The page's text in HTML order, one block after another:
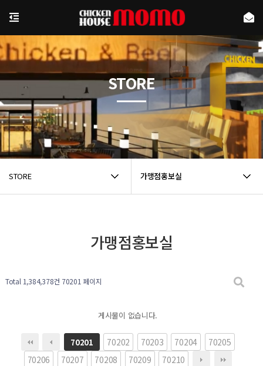
STORE 가맹점홍보실
STORE
가맹점홍보실
Total 1,384,378건 70201 페이지
게시물이 없습니다.
70201 70202 70203 70204
70205
70206
70207 70208 70209 70210